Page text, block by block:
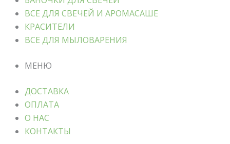
ВСЕ ДЛЯ СВЕЧЕЙ И АРОМАСАШЕ
КРАСИТЕЛИ
ВСЕ ДЛЯ МЫЛОВАРЕНИЯ
МЕНЮ
ДОСТАВКА
ОПЛАТА
О НАС
КОНТАКТЫ